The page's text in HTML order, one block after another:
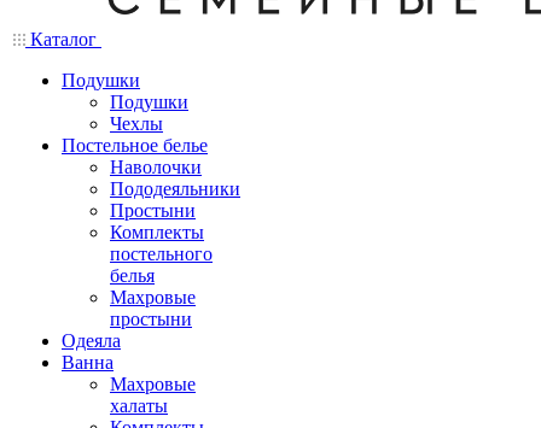
Каталог
Подушки
Подушки
Чехлы
Постельное белье
Наволочки
Пододеяльники
Простыни
Комплекты
постельного
белья
Махровые
простыни
Одеяла
Ванна
Махровые
халаты